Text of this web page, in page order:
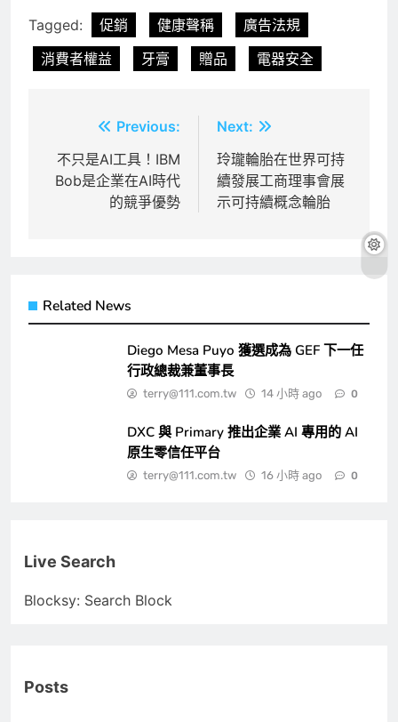
Tagged: 促銷 健康聲稱
廣告法規
消費者權益
牙膏 贈品 電器安全
章
導
Previous:
不只是AI工具！IBM
Bob是企業在AI時代
的競爭優勢
Next:
玲瓏輪胎在世界可持
續發展工商理事會展
示可持續概念輪胎
Related News
Diego Mesa Puyo 獲選成為 GEF 下一任
行政總裁兼董事長
terry@111.com.tw 14 小時 ago 0
DXC 與 Primary 推出企業 AI 專用的 AI
原生零信任平台
terry@111.com.tw 16 小時 ago 0
Live Search
Blocksy: Search Block
Posts